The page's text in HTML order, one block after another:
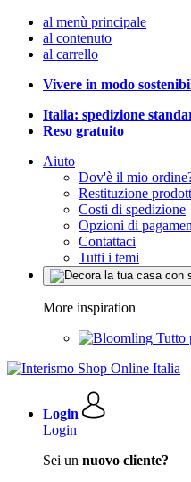
al menù principale
al contenuto
al carrello
Vivere in modo
Italia: spedizione
Reso gratuito
Aiuto
Dov'è il mio
Restituzione
Costi di spedizione
Opzioni di
Contattaci
Tutti i temi
More inspiration
Tutto
Login
Login
Sei un nuovo cliente?